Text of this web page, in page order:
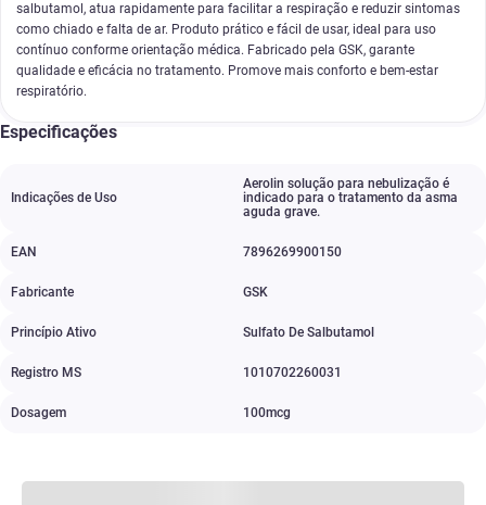
salbutamol, atua rapidamente para facilitar a respiração e reduzir sintomas
como chiado e falta de ar. Produto prático e fácil de usar, ideal para uso
contínuo conforme orientação médica. Fabricado pela GSK, garante
qualidade e eficácia no tratamento. Promove mais conforto e bem-estar
respiratório.
Especificações
Indicações de Uso
Aerolin solução para nebulização é
indicado para o tratamento da asma
aguda grave.
EAN 7896269900150
Fabricante GSK
Princípio Ativo Sulfato De Salbutamol
Registro MS 1010702260031
Dosagem 100mcg